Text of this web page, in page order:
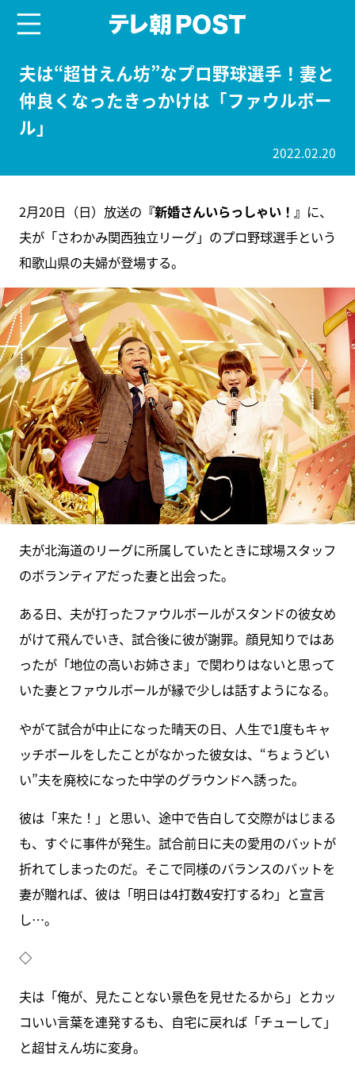
夫は“超甘えん坊”なプロ野球選手！妻と
仲良くなったきっかけは「ファウルボー
ル」
2022.02.20
2月20日（日）放送の 『新婚さんいらっしゃい！』 に、
夫が「さわかみ関西独立リーグ」のプロ野球選手という
和歌山県の夫婦が登場する。
夫が北海道のリーグに所属していたときに球場スタッフ
のボランティアだった妻と出会った。
ある日、夫が打ったファウルボールがスタンドの彼女め
がけて飛んでいき、試合後に彼が謝罪。顔見知りではあ
ったが「地位の高いお姉さま」で関わりはないと思って
いた妻とファウルボールが縁で少しは話すようになる。
やがて試合が中止になった晴天の日、人生で1度もキャ
ッチボールをしたことがなかった彼女は、“ちょうどい
い”夫を廃校になった中学のグラウンドへ誘った。
彼は「来た！」と思い、途中で告白して交際がはじまる
も、すぐに事件が発生。試合前日に夫の愛用のバットが
折れてしまったのだ。そこで同様のバランスのバットを
妻が贈れば、彼は「明日は4打数4安打するわ」と宣言
し…。
◇
夫は「俺が、見たことない景色を見せたるから」とカッ
コいい言葉を連発するも、自宅に戻れば「チューして」
と超甘えん坊に変身。